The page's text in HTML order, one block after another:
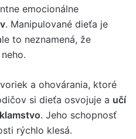
emocionálne
. Manipulované dieťa je
to neznamená, že
a ohovárania, ktoré
si dieťa osvojuje a učí
. Jeho schopnosť
rýchlo klesá.